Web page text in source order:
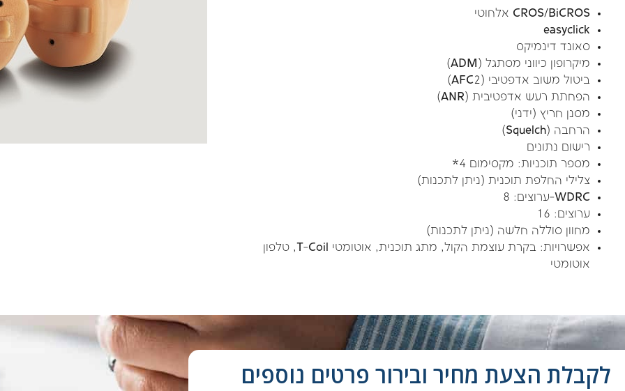
CROS/BiCROS אלחוטי
easyclick
סאונד דינמיקס
מיקרופון כיווני מסתגל (ADM)
ביטול משוב אדפטיבי (AFC2)
הפחתת רעש אדפטיבית (ANR)
מסנן חריץ (ידני)
הרחבה (Squelch)
רישום נתונים
מספר תוכניות: מקסימום 4*
צלילי החלפת תוכנית (ניתן לתכנות)
WDRC-ערוצים: 8
ערוצים: 16
מחוון סוללה חלשה (ניתן לתכנות)
אפשרויות: בקרת עוצמת הקול, מתג תוכנית, אוטומטי T-Coil, טלפון
אוטומטי
לקבלת הצעת מחיר ובירור פרטים נוספים